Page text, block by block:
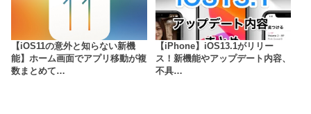
【iOS11の意外と知らない新機
能】ホーム画面でアプリ移動が複
数まとめて…
【iPhone】iOS13.1がリリー
ス！新機能やアップデート内容、
不具…